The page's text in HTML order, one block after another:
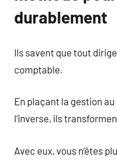
durablement
Ils savent que tout
comptable.
En plaçant la gestion
l’inverse, ils
Avec eux, vous n’êtes